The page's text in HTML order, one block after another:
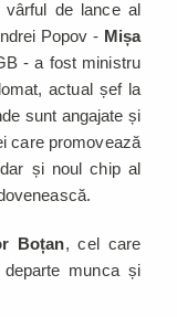
vârful de lance al
Popov - Mișa
- a fost ministru
actual șef la
sunt angajate și
care promovează
și noul chip al
Boțan, cel care
munca și